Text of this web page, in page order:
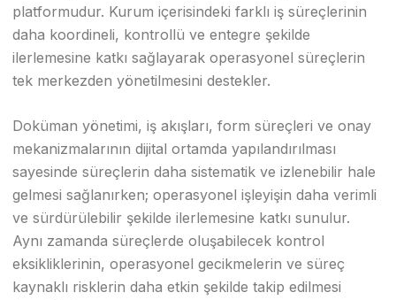
platformudur. Kurum içerisindeki farklı iş süreçlerinin
daha koordineli, kontrollü ve entegre şekilde
ilerlemesine katkı sağlayarak operasyonel süreçlerin
tek merkezden yönetilmesini destekler.
Doküman yönetimi, iş akışları, form süreçleri ve onay
mekanizmalarının dijital ortamda yapılandırılması
sayesinde süreçlerin daha sistematik ve izlenebilir hale
gelmesi sağlanırken; operasyonel işleyişin daha verimli
ve sürdürülebilir şekilde ilerlemesine katkı sunulur.
Aynı zamanda süreçlerde oluşabilecek kontrol
eksikliklerinin, operasyonel gecikmelerin ve süreç
kaynaklı risklerin daha etkin şekilde takip edilmesi